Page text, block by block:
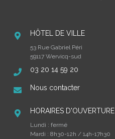
HÔTEL DE VILLE
53 Rue Gabriel Péri
59117 Wervicq-sud
03 20 14 59 20
Nous contacter
HORAIRES D'OUVERTURE
Lundi : fermé
Mardi : 8h30-12h / 14h-17h30